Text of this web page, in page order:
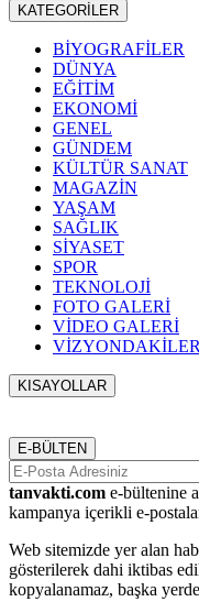
KATEGORİLER
BİYOGRAFİLER
DÜNYA
EĞİTİM
EKONOMİ
GENEL
GÜNDEM
KÜLTÜR SANAT
MAGAZİN
YAŞAM
SAĞLIK
SİYASET
SPOR
TEKNOLOJİ
FOTO GALERİ
VİDEO GALERİ
VİZYONDAKİLER
KISAYOLLAR
E-BÜLTEN
tanvakti.com e-bültenine
kampanya içerikli e-
Web sitemizde yer alan
gösterilerek dahi iktibas
kopyalanamaz, başka